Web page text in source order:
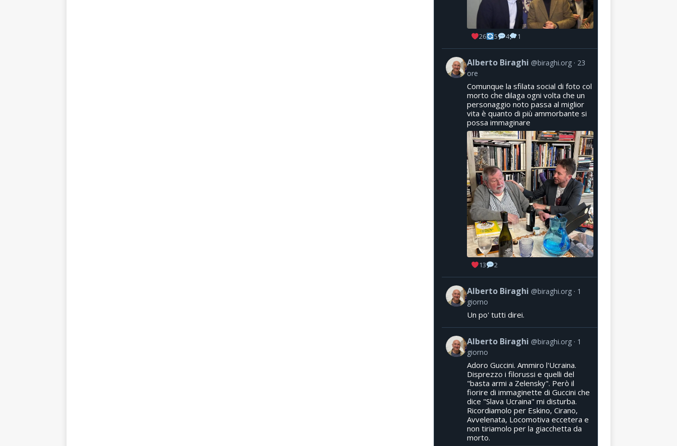
26 5 4 1
Alberto Biraghi @biraghi.org
23
ore
Comunque la sfilata social di foto col
morto che dilaga ogni volta che un
personaggio noto passa al miglior
vita è quanto di più ammorbante si
possa immaginare
13 2
Alberto Biraghi @biraghi.org
1
giorno
Un po' tutti direi.
Alberto Biraghi @biraghi.org
1
giorno
Adoro Guccini. Ammiro l'Ucraina.
Disprezzo i filorussi e quelli del
"basta armi a Zelensky". Però il
fiorire di immaginette di Guccini che
dice "Slava Ucraina" mi disturba.
Ricordiamolo per Eskino, Cirano,
Avvelenata, Locomotiva eccetera e
non tiriamolo per la giacchetta da
morto.